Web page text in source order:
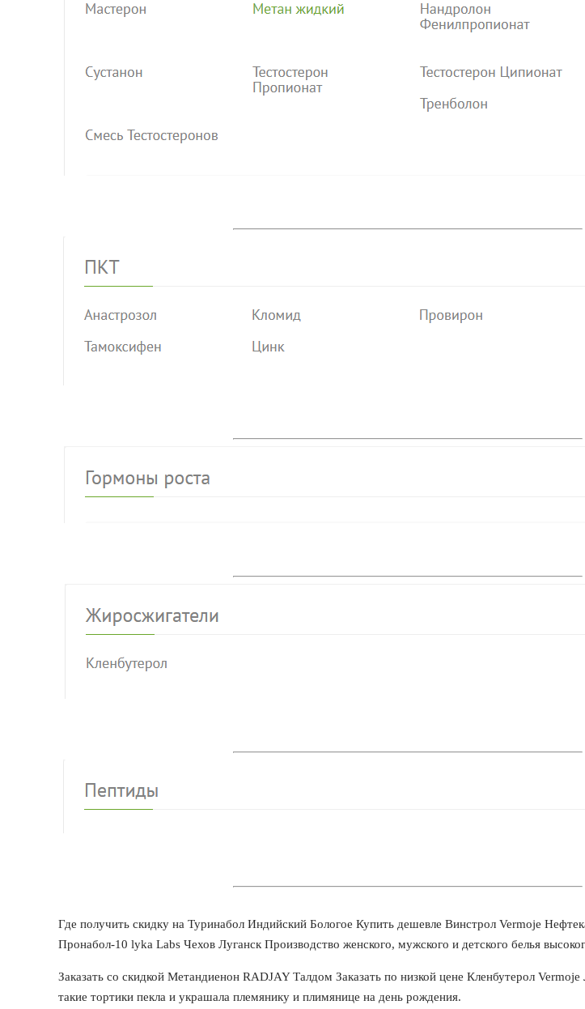
Где получить скидку на Туринабол Индийский Бологое Купить дешевле Винстрол Vermoje
Пронабол-10 lyka Labs Чехов Луганск Производство женского, мужского и детского белья
Заказать со скидкой Метандиенон RADJAY Талдом Заказать по низкой цене Кленбутерол Vermoje
такие тортики пекла и украшала племянику и плимянице на день рождения.